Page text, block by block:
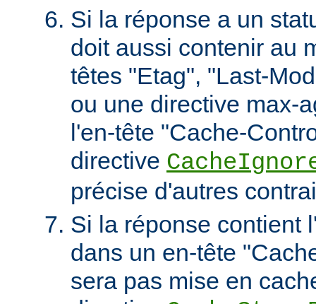
Si la réponse a un
doit aussi contenir au
têtes "Etag", "Last-
ou une directive max-
l'en-tête "Cache-
directive
précise d'autres
Si la réponse contient
dans un en-tête
sera pas mise en